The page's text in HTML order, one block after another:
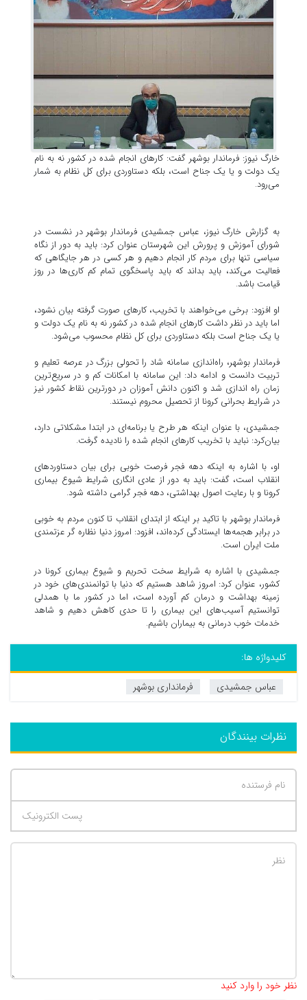
خارگ نیوز: فرماندار بوشهر گفت: کار‌های انجام شده در کشور نه به نام
یک دولت و یا یک جناح است، بلکه دستاوردی برای کل نظام به شمار
می‌رود.
به گزارش خارگ نیوز، عباس جمشیدی فرماندار بوشهر در نشست در
شورای آموزش و پرورش این شهرستان عنوان کرد: باید به دور از نگاه
سیاسی تنها برای مردم کار انجام دهیم و هر کسی در هر جایگاهی که
فعالیت می‌کند، باید بداند که باید پاسخگوی تمام کم کاری‌ها در روز
قیامت باشد.
او افزود: برخی می‌خواهند با تخریب، کار‌های صورت گرفته بیان نشود،
اما باید در نظر داشت کار‌های انجام شده در کشور نه به نام یک دولت و
یا یک جناح است بلکه دستاوردی برای کل نظام محسوب می‌شود.
فرماندار بوشهر، راه‌اندازی سامانه شاد را تحولی بزرگ در عرصه تعلیم و
تربیت دانست و ادامه داد: این سامانه با امکانات کم و در سریع‌ترین
زمان راه اندازی شد و اکنون دانش آموزان در دورترین نقاط کشور نیز
در شرایط بحرانی کرونا از تحصیل محروم نیستند.
جمشیدی، با عنوان اینکه هر طرح یا برنامه‌ای در ابتدا مشکلاتی دارد،
بیان‌کرد: نباید با تخریب کار‌های انجام شده را نادیده گرفت.
او، با اشاره به اینکه دهه فجر فرصت خوبی برای بیان دستاورد‌های
انقلاب است، گفت: باید به دور از عادی انگاری شرایط شیوع بیماری
کرونا و با رعایت اصول بهداشتی، دهه فجر گرامی داشته شود.
فرماندار بوشهر با تاکید بر اینکه از ابتدای انقلاب تا کنون مردم به خوبی
در برابر هجمه‌ها ایستادگی کرد‌ه‌اند، افزود: امروز دنیا نظاره گر عزتمندی
ملت ایران است.
جمشیدی با اشاره به شرایط سخت تحریم و شیوع بیماری کرونا در
کشور، عنوان کرد: امروز شاهد هستیم که دنیا با توانمندی‌های خود در
زمینه بهداشت و درمان کم آورده است، اما در کشور ما با همدلی
توانستیم آسیب‌های این بیماری را تا حدی کاهش دهیم و شاهد
خدمات خوب درمانی به بیماران باشیم.
کلیدواژه ها:
عباس جمشیدی
فرمانداری بوشهر
نظرات بینندگان
نظر خود را وارد کنید